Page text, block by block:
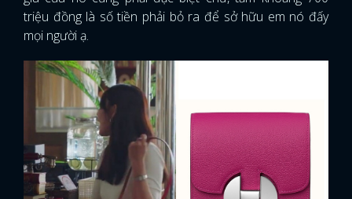
triệu đồng là số tiền phải bỏ ra để sở hữu em nó đấy
mọi người ạ.